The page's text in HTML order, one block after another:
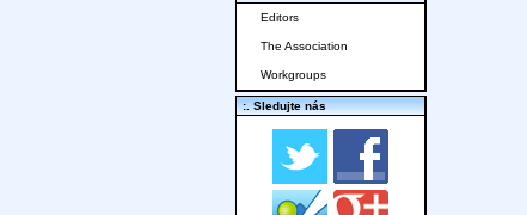
Editors
The Association
Workgroups
:. Sledujte nás